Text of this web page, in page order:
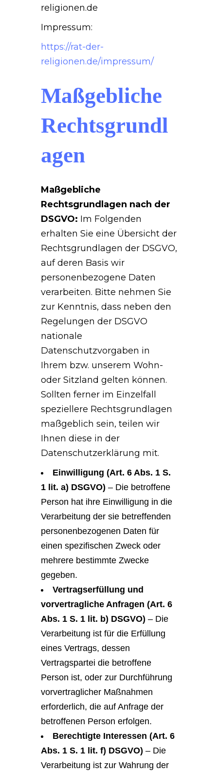
religionen.de
Impressum:
https://rat-der-
religionen.de/impressum/
Maßgebliche
Rechtsgrundl
agen
Maßgebliche
Rechtsgrundlagen nach der
DSGVO: Im Folgenden
erhalten Sie eine Übersicht der
Rechtsgrundlagen der DSGVO,
auf deren Basis wir
personenbezogene Daten
verarbeiten. Bitte nehmen Sie
zur Kenntnis, dass neben den
Regelungen der DSGVO
nationale
Datenschutzvorgaben in
Ihrem bzw. unserem Wohn-
oder Sitzland gelten können.
Sollten ferner im Einzelfall
speziellere Rechtsgrundlagen
maßgeblich sein, teilen wir
Ihnen diese in der
Datenschutzerklärung mit.
Einwilligung (Art. 6 Abs. 1 S.
1 lit. a) DSGVO) – Die betroffene
Person hat ihre Einwilligung in die
Verarbeitung der sie betreffenden
personenbezogenen Daten für
einen spezifischen Zweck oder
mehrere bestimmte Zwecke
gegeben.
Vertragserfüllung und
vorvertragliche Anfragen (Art. 6
Abs. 1 S. 1 lit. b) DSGVO) – Die
Verarbeitung ist für die Erfüllung
eines Vertrags, dessen
Vertragspartei die betroffene
Person ist, oder zur Durchführung
vorvertraglicher Maßnahmen
erforderlich, die auf Anfrage der
betroffenen Person erfolgen.
Berechtigte Interessen (Art. 6
Abs. 1 S. 1 lit. f) DSGVO) – Die
Verarbeitung ist zur Wahrung der